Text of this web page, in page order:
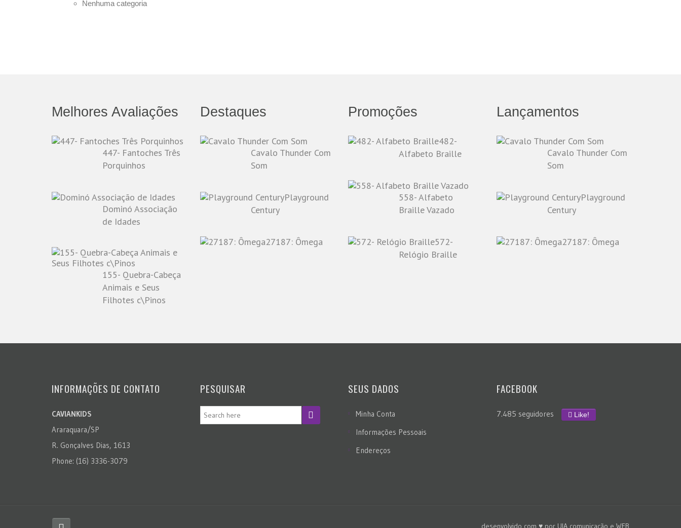
Nenhuma categoria
Melhores Avaliações
447- Fantoches Três
Porquinhos
Dominó Associação
de Idades
155- Quebra-Cabeça
Animais e Seus
Filhotes c\Pinos
Destaques
Cavalo Thunder Com
Som
Playground
Century
27187: Ômega
Promoções
482-
Alfabeto Braille
558- Alfabeto
Braille Vazado
572-
Relógio Braille
Lançamentos
Cavalo Thunder Com
Som
Playground
Century
27187: Ômega
INFORMAÇÕES DE CONTATO
CAVIANKIDS
Araraquara/SP
R. Gonçalves Dias, 1613
Phone: (16) 3336-3079
PESQUISAR SEUS DADOS
Minha Conta
Informações Pessoais
Endereços
FACEBOOK
7.485 seguidores Like!
desenvolvido com ♥ por UIA comunicação e WEB